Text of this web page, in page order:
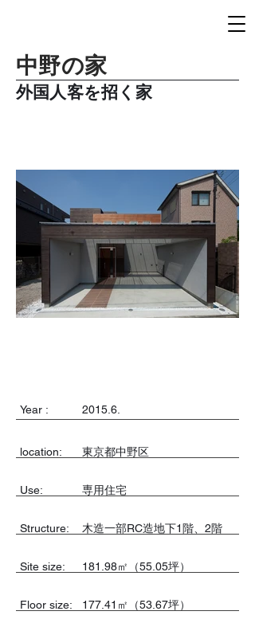
中野の家
外国人客を招く家
Year : 2015.6.
東京都中野区
location:
専用住宅
Use:
木造一部RC造地下1階、2階
​Structure:
181.98㎡（55.05坪）
Site size:
177.41㎡（53.67坪）
Floor size: